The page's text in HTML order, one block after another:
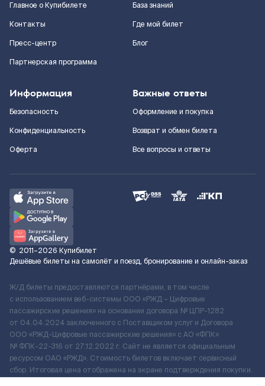
Главное о Купибилете
Контакты
Пресс-центр
Партнерская программа
База знаний
Где мой билет
Блог
Информация
Безопасность
Конфиденциальность
Оферта
Важные ответы
Оформление и покупка
Возврат и обмен билета
Все вопросы и ответы
© 2011–2026 Купибилет
Дешёвые билеты на самолёт и поезд, бронирование и онлайн-заказ
Ж/Д билеты предоставляются партнёрами, в том числе
с использованием веб-системы ООО «РЖД – Цифровые
пассажирские решения» на основании договора № ЦПР-1282
от 04.04.2024 заключенного с Поставщиком услуг и Договора
ООО «РЖД-Цифровые пассажирские решения» c АО «ФПК»
№ ФПК-22-316 от 27.12.2022 г. Сайт не является официальным
ресурсом ОАО «РЖД». Стоимость билетов включает сервисный
сбор. Итоговая цена отображена на экране подтверждения покупки.